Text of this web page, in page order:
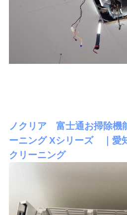
ノクリア 富士通お掃除機
ーニング Xシリーズ ｜愛
クリーニング